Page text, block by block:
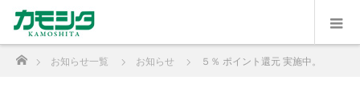
ホーム
お知らせ一覧 お知らせ ５％ ポイント還元 実施中。